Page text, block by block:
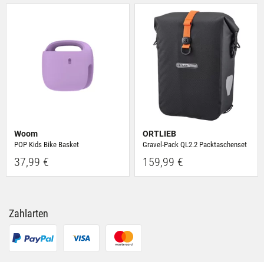
Nutzung der Dienste gesammelt haben.
Woom
POP Kids Bike Basket
37,99 €
ORTLIEB
Gravel-Pack QL2.2 Packtaschenset
159,99 €
Zahlarten